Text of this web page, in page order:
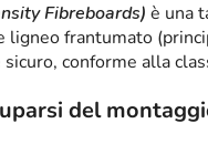
Fibreboards) è una
frantumato
conforme alla
del